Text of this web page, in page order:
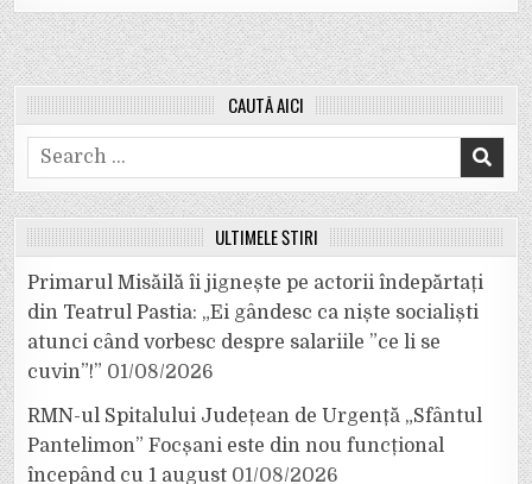
CAUTĂ AICI
Search
for:
ULTIMELE ȘTIRI
Primarul Misăilă îi jignește pe actorii îndepărtați
din Teatrul Pastia: „Ei gândesc ca niște socialiști
atunci când vorbesc despre salariile ”ce li se
cuvin”!” 01/08/2026
RMN-ul Spitalului Județean de Urgență „Sfântul
Pantelimon” Focșani este din nou funcțional
începând cu 1 august 01/08/2026